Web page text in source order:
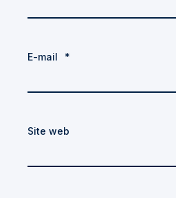
E-mail *
Site web